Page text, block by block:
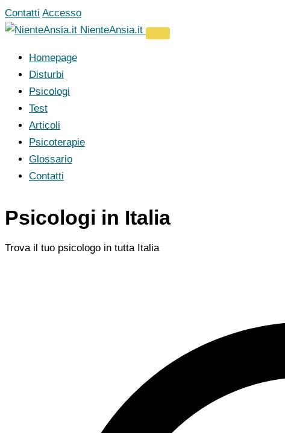
Vai
al
Contatti Accesso
NienteAnsia.it
Homepage
Disturbi
Psicologi
Test
Articoli
Psicoterapie
Glossario
Contatti
Psicologi in Italia
Trova il tuo psicologo in tutta Italia